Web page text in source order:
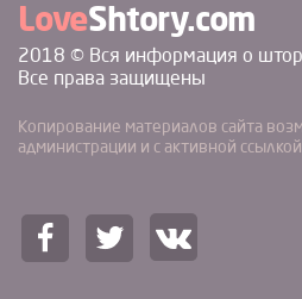
LoveShtory.com
2018 © Вся информация о
Все права защищены
Копирование материалов сайта
администрации и с активной